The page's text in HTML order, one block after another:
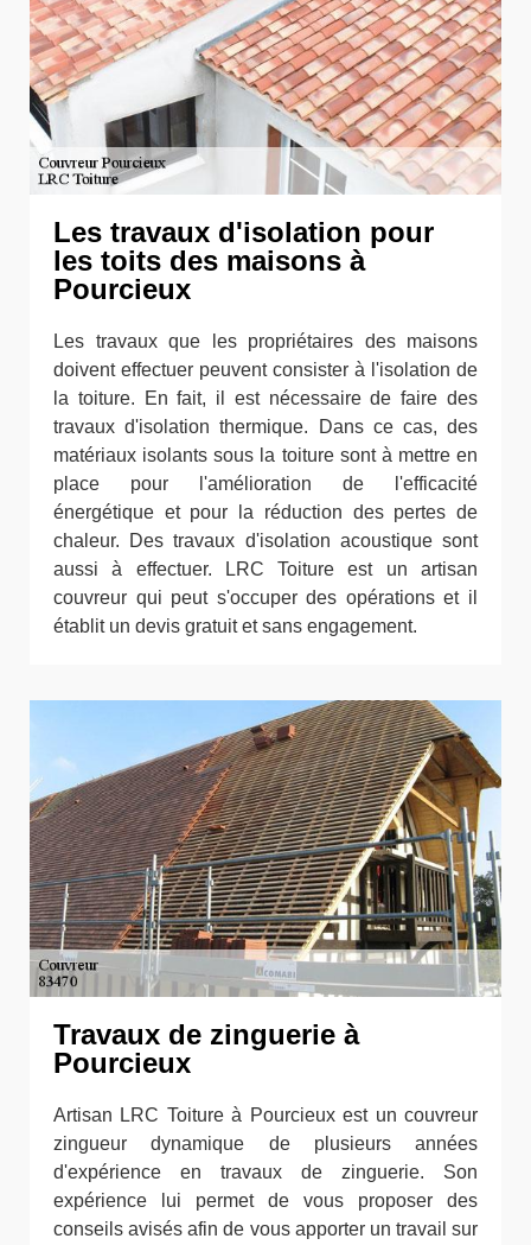
Les travaux d'isolation pour
les toits des maisons à
Pourcieux
Les travaux que les propriétaires des maisons
doivent effectuer peuvent consister à l'isolation de
la toiture. En fait, il est nécessaire de faire des
travaux d'isolation thermique. Dans ce cas, des
matériaux isolants sous la toiture sont à mettre en
place pour l'amélioration de l'efficacité
énergétique et pour la réduction des pertes de
chaleur. Des travaux d'isolation acoustique sont
aussi à effectuer. LRC Toiture est un artisan
couvreur qui peut s'occuper des opérations et il
établit un devis gratuit et sans engagement.
Travaux de zinguerie à
Pourcieux
Artisan LRC Toiture à Pourcieux est un couvreur
zingueur dynamique de plusieurs années
d'expérience en travaux de zinguerie. Son
expérience lui permet de vous proposer des
conseils avisés afin de vous apporter un travail sur